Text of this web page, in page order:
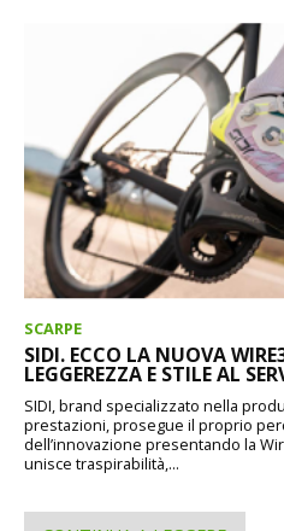
SCARPE
SIDI. ECCO LA NUOVA
LEGGEREZZA E STILE AL
SIDI, brand specializzato nella
prestazioni, prosegue il proprio
dell’innovazione presentando la
unisce traspirabilità,...